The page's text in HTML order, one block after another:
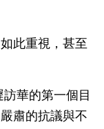
此重視，甚至
華的第一個目
肅的抗議與不